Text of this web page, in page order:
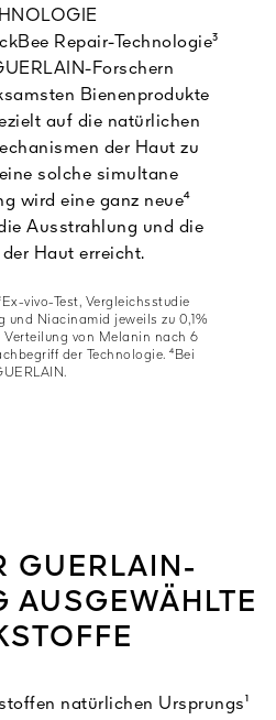
Repair-Technologie³
Forschern
Bienenprodukte
auf die natürlichen
der Haut zu
solche simultane
wird eine ganz neue⁴
Ausstrahlung und die
Haut erreicht.
vivo-Test, Vergleichsstudie
und Niacinamid jeweils zu 0,1%
Verteilung von Melanin nach 6
der Technologie. ⁴Bei
GUERLAIN-
AUSGEWÄHLTE
natürlichen Ursprungs¹